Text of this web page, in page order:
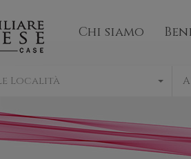
Chi
Chi siamo
Località